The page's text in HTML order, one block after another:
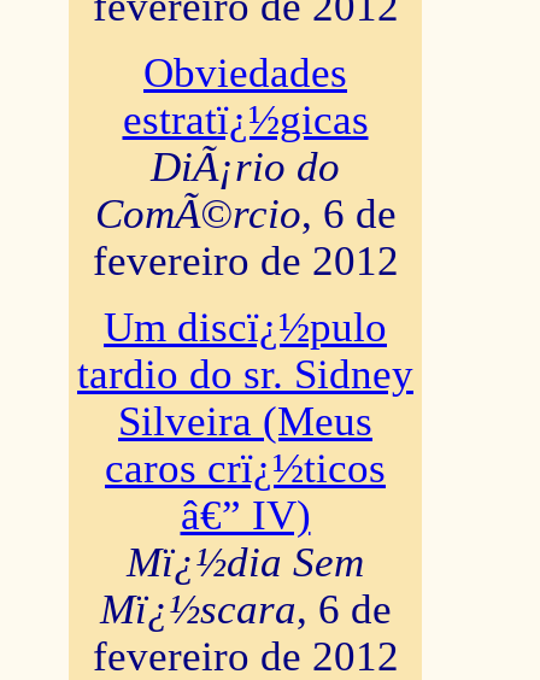
Obviedades
estratï¿½gicas
DiÃ¡rio do
ComÃ©rcio, 6 de
fevereiro de 2012
Um discï¿½pulo
tardio do sr. Sidney
Silveira (Meus
caros crï¿½ticos
â€” IV)
Mï¿½dia Sem
Mï¿½scara, 6 de
fevereiro de 2012